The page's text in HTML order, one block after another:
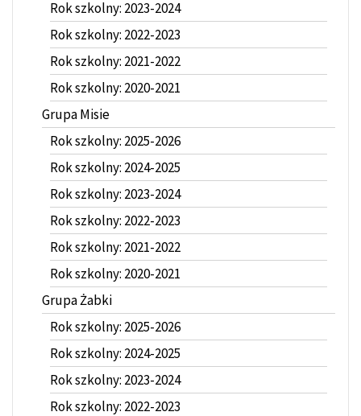
Rok szkolny: 2023-2024
Rok szkolny: 2022-2023
Rok szkolny: 2021-2022
Rok szkolny: 2020-2021
Grupa Misie
Rok szkolny: 2025-2026
Rok szkolny: 2024-2025
Rok szkolny: 2023-2024
Rok szkolny: 2022-2023
Rok szkolny: 2021-2022
Rok szkolny: 2020-2021
Grupa Żabki
Rok szkolny: 2025-2026
Rok szkolny: 2024-2025
Rok szkolny: 2023-2024
Rok szkolny: 2022-2023